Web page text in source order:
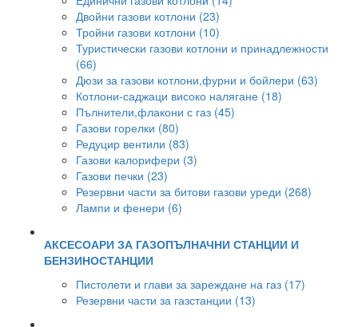
Двойни газови котлони (23)
Тройни газови котлони (10)
Туристически газови котлони и принадлежности
(66)
Дюзи за газови котлони,фурни и бойлери (63)
Котлони-саджаци високо налягане (18)
Пълнители,флакони с газ (45)
Газови горелки (80)
Редуцир вентили (83)
Газови калорифери (3)
Газови печки (23)
Резервни части за битови газови уреди (268)
Лампи и фенери (6)
АКСЕСОАРИ ЗА ГАЗОПЪЛНАЧНИ СТАНЦИИ И
БЕНЗИНОСТАНЦИИ
Пистолети и глави за зареждане на газ (17)
Резервни части за газстанции (13)